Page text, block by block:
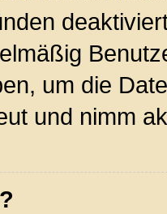
um die
und nimm